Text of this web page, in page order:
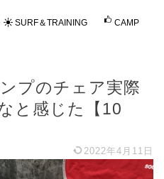
SURF＆TRAINING CAMP
プのチェア実際
と感じた【10
2022年4月11日